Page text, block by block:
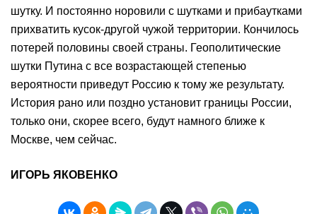
шутку. И постоянно норовили с шутками и прибаутками
прихватить кусок-другой чужой территории. Кончилось
потерей половины своей страны. Геополитические
шутки Путина с все возрастающей степенью
вероятности приведут Россию к тому же результату.
История рано или поздно установит границы России,
только они, скорее всего, будут намного ближе к
Москве, чем сейчас.
ИГОРЬ ЯКОВЕНКО